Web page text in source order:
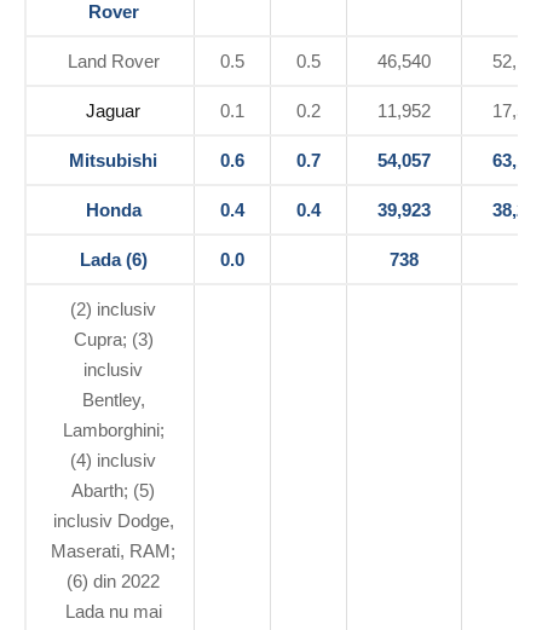
Rover
Land Rover 0.5 0.5 46,540
Jaguar 0.1 0.2 11,952
Mitsubishi 0.6 0.7 54,057
Honda 0.4 0.4 39,923
Lada (6) 0.0 738
(2) inclusiv
Cupra; (3)
inclusiv
Bentley,
Lamborghini;
(4) inclusiv
Abarth; (5)
inclusiv Dodge,
Maserati, RAM;
(6) din 2022
Lada nu mai